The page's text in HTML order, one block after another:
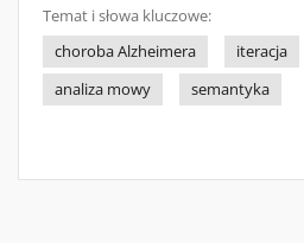
Temat i słowa kluczowe:
choroba Alzheimera
iteracja
analiza mowy
semantyka